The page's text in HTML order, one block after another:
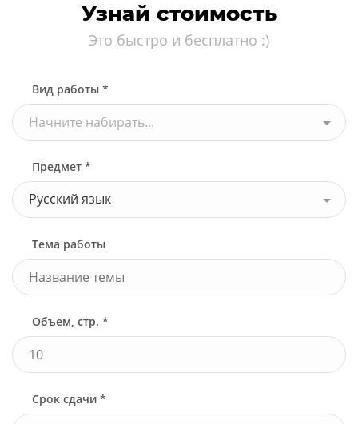
Узнай стоимость
Это быстро и бесплатно :)
Вид работы *
Начните набирать...
Предмет *
Русский язык
Тема работы
Объем, стр. *
Срок сдачи *